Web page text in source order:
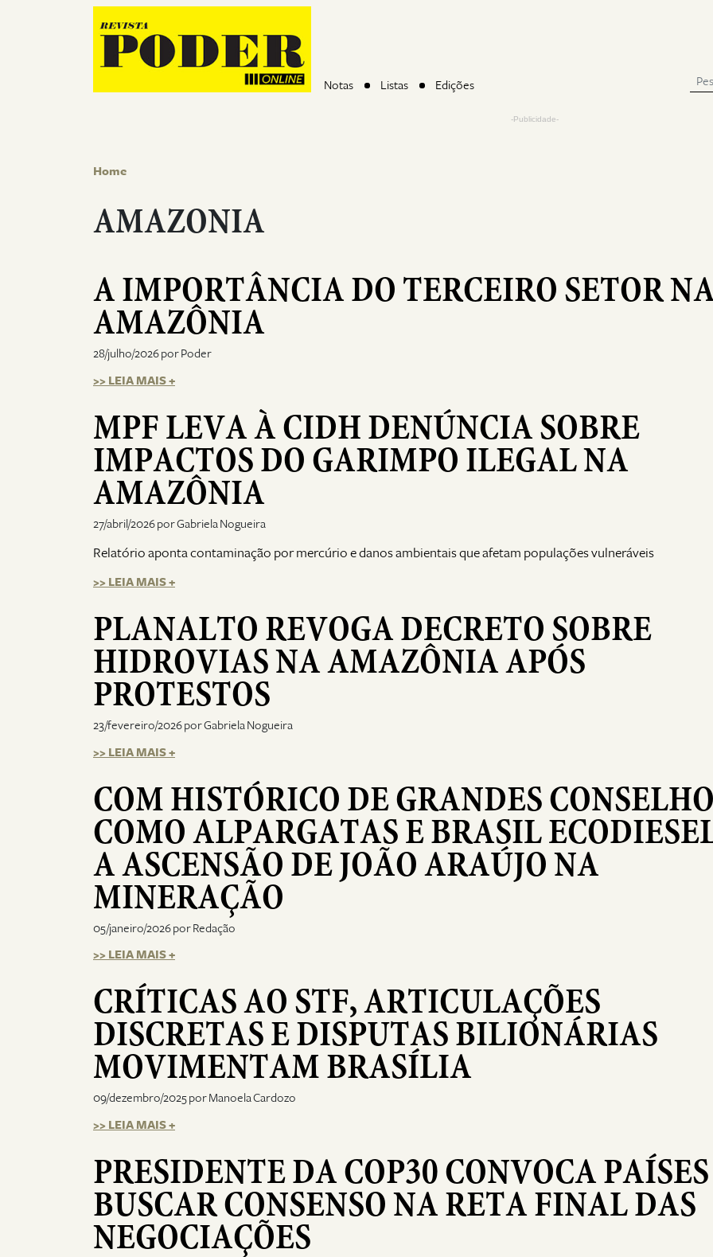
Notas Listas Edições
-Publicidade-
Home
AMAZONIA
A IMPORTÂNCIA DO TERCEIRO SETOR
AMAZÔNIA
28/julho/2026 por Poder
>> LEIA MAIS +
MPF LEVA À CIDH DENÚNCIA SOBRE
IMPACTOS DO GARIMPO ILEGAL NA
AMAZÔNIA
27/abril/2026 por Gabriela Nogueira
Relatório aponta contaminação por mercúrio e danos ambientais que afetam populações vulneráveis
>> LEIA MAIS +
PLANALTO REVOGA DECRETO SOBRE
HIDROVIAS NA AMAZÔNIA APÓS
PROTESTOS
23/fevereiro/2026 por Gabriela Nogueira
>> LEIA MAIS +
COM HISTÓRICO DE GRANDES
COMO ALPARGATAS E BRASIL
A ASCENSÃO DE JOÃO ARAÚJO NA
MINERAÇÃO
05/janeiro/2026 por Redação
>> LEIA MAIS +
CRÍTICAS AO STF, ARTICULAÇÕES
DISCRETAS E DISPUTAS BILIONÁRIAS
MOVIMENTAM BRASÍLIA
09/dezembro/2025 por Manoela Cardozo
>> LEIA MAIS +
PRESIDENTE DA COP30 CONVOCA
BUSCAR CONSENSO NA RETA FINAL DAS
NEGOCIAÇÕES